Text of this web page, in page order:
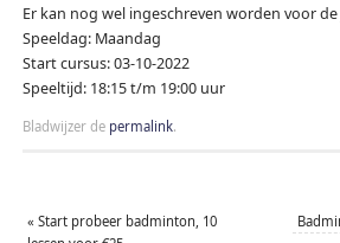
Er kan nog wel ingeschreven worden voor
Speeldag: Maandag
Start cursus: 03-10-2022
Speeltijd: 18:15 t/m 19:00 uur
Bladwijzer de permalink.
« Start probeer badminton, 10